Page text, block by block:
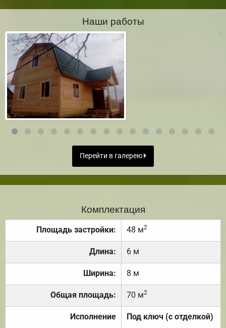
Наши работы
Перейти в галерею
Комплектация
Площадь застройки: 48 м2
Длина: 6 м
Ширина: 8 м
Общая площадь: 70 м2
Исполнение Под ключ (с отделкой)